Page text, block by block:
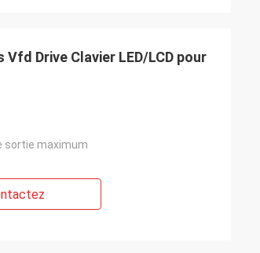
Drive Clavier LED/LCD pour
sortie maximum